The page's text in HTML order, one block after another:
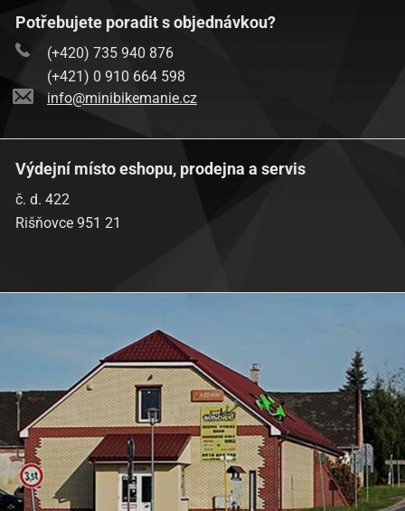
Potřebujete poradit s objednávkou?
(+420) 735 940 876
(+421) 0 910 664 598
info@minibikemanie.cz
Výdejní místo eshopu, prodejna a servis
č. d. 422
Rišňovce 951 21